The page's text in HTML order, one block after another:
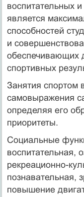
воспитательных
является
способностей
и
обеспечивающих
спортивных
Занятия спортом
самовыражения
определяя его
приоритеты.
Социальные
воспитательная,
рекреационно-
познавательная,
повышение